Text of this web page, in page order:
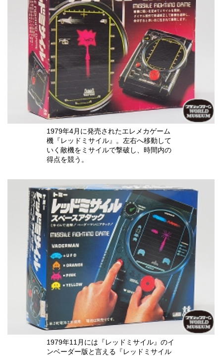
1979年4月に発売されたエレメカゲーム
機『レッドミサイル』。左右へ移動して
いく敵機をミサイルで撃破し、時間内の
得点を競う。
1979年11月には『レッドミサイル』のイ
ンベーダー版と言える『レッドミサイル